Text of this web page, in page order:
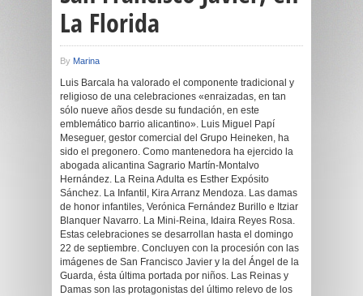
La Florida
By Marina
Luis Barcala ha valorado el componente tradicional y
religioso de una celebraciones «enraizadas, en tan
sólo nueve años desde su fundación, en este
emblemático barrio alicantino». Luis Miguel Papí
Meseguer, gestor comercial del Grupo Heineken, ha
sido el pregonero. Como mantenedora ha ejercido la
abogada alicantina Sagrario Martín-Montalvo
Hernández. La Reina Adulta es Esther Expósito
Sánchez. La Infantil, Kira Arranz Mendoza. Las damas
de honor infantiles, Verónica Fernández Burillo e Itziar
Blanquer Navarro. La Mini-Reina, Idaira Reyes Rosa.
Estas celebraciones se desarrollan hasta el domingo
22 de septiembre. Concluyen con la procesión con las
imágenes de San Francisco Javier y la del Ángel de la
Guarda, ésta última portada por niños. Las Reinas y
Damas son las protagonistas del último relevo de los